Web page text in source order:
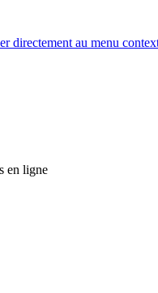
directement au menu
en ligne